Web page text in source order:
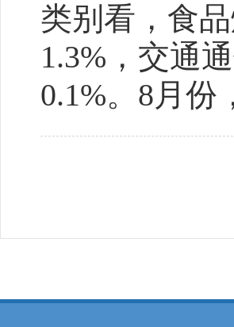
类别看，食
1.3%，交通
0.1%。8月份